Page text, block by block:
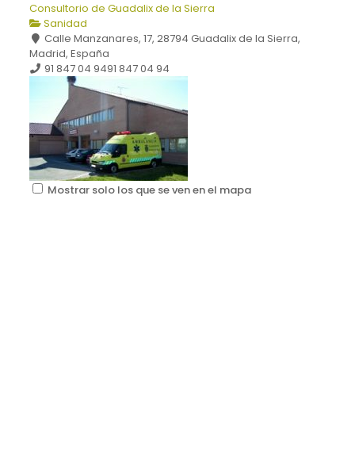
Consultorio de Guadalix de la Sierra
Sanidad
Calle Manzanares, 17, 28794 Guadalix de la Sierra,
Madrid, España
91 847 04 9491 847 04 94
Mostrar solo los que se ven en el mapa